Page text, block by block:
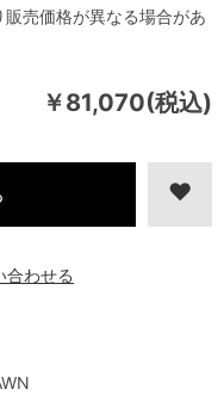
￥81,070(税込)
売価格が異なる場合があ
合わせる